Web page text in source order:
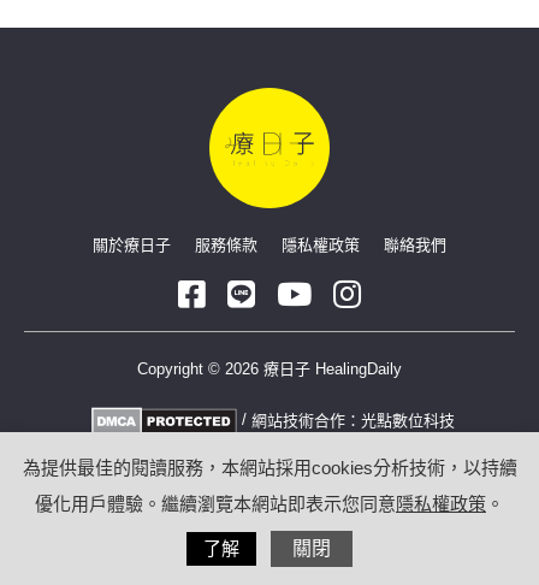
關於療日子 服務條款 隱私權政策 聯絡我們
Copyright © 2026 療日子 HealingDaily
/ 網站技術合作： 光點數位科技
為提供最佳的閱讀服務，本網站採用cookies分析技術，以持續
優化用戶體驗。繼續瀏覽本網站即表示您同意隱私權政策 。
了解 關閉